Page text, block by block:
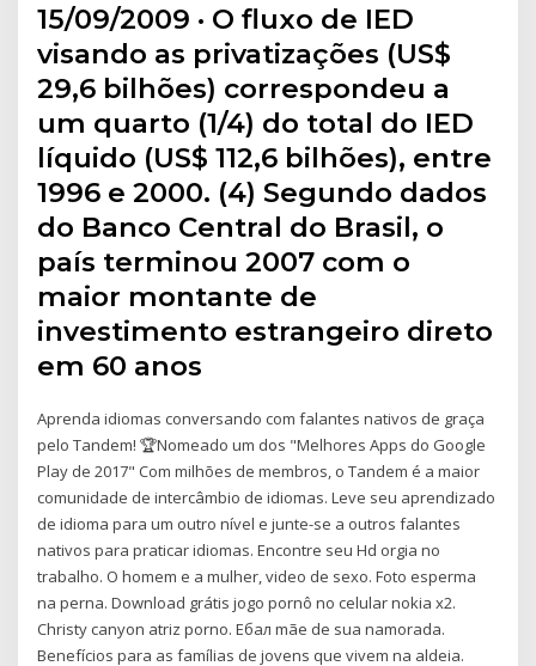
15/09/2009 · O fluxo de IED
visando as privatizações (US$
29,6 bilhões) correspondeu a
um quarto (1/4) do total do IED
líquido (US$ 112,6 bilhões), entre
1996 e 2000. (4) Segundo dados
do Banco Central do Brasil, o
país terminou 2007 com o
maior montante de
investimento estrangeiro direto
em 60 anos
Aprenda idiomas conversando com falantes nativos de graça
pelo Tandem! 🏆Nomeado um dos "Melhores Apps do Google
Play de 2017" Com milhões de membros, o Tandem é a maior
comunidade de intercâmbio de idiomas. Leve seu aprendizado
de idioma para um outro nível e junte-se a outros falantes
nativos para praticar idiomas. Encontre seu Hd orgia no
trabalho. O homem e a mulher, video de sexo. Foto esperma
na perna. Download grátis jogo pornô no celular nokia x2.
Christy canyon atriz porno. Ебал mãe de sua namorada.
Benefícios para as famílias de jovens que vivem na aldeia.